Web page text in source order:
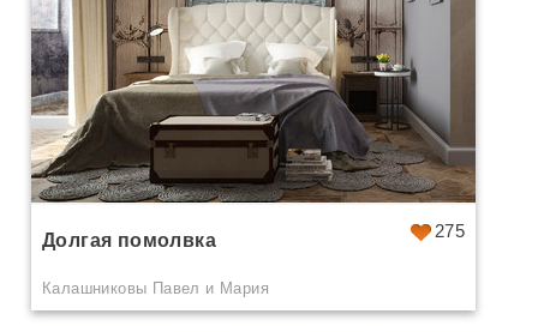
275
Долгая помолвка
Калашниковы Павел и Мария